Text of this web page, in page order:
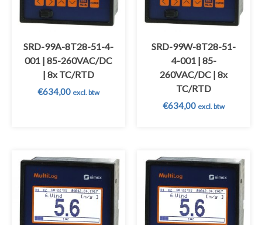
SRD-99A-8T28-51-4-
001 | 85-260VAC/DC
| 8x TC/RTD
€634,00 excl. btw
SRD-99W-8T28-51-
4-001 | 85-
260VAC/DC | 8x
TC/RTD
€634,00 excl. btw